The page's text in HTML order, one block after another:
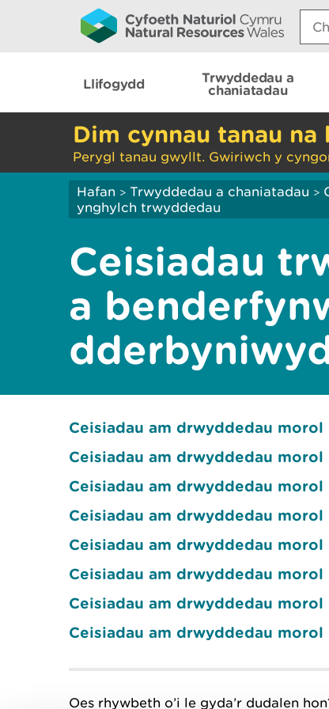
Llifogydd
Trwyddedau a
chaniatadau
Dim cynnau tanau
Perygl tanau gwyllt. Gwiriwch y
Hafan > Trwyddedau a chaniatadau >
ynghylch trwyddedau
Ceisiadau
a
Ceisiadau am drwyddedau morol
Ceisiadau am drwyddedau morol
Ceisiadau am drwyddedau morol
Ceisiadau am drwyddedau morol
Ceisiadau am drwyddedau morol
Ceisiadau am drwyddedau morol
Ceisiadau am drwyddedau morol
Ceisiadau am drwyddedau morol
Oes rhywbeth o’i le gyda’r dudalen